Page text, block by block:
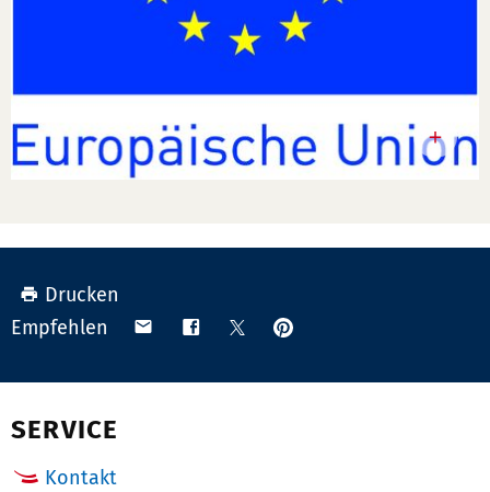
Drucken
Empfehlen
Teilen Teilen TeilenAnpinnen
SERVICE
Kontakt